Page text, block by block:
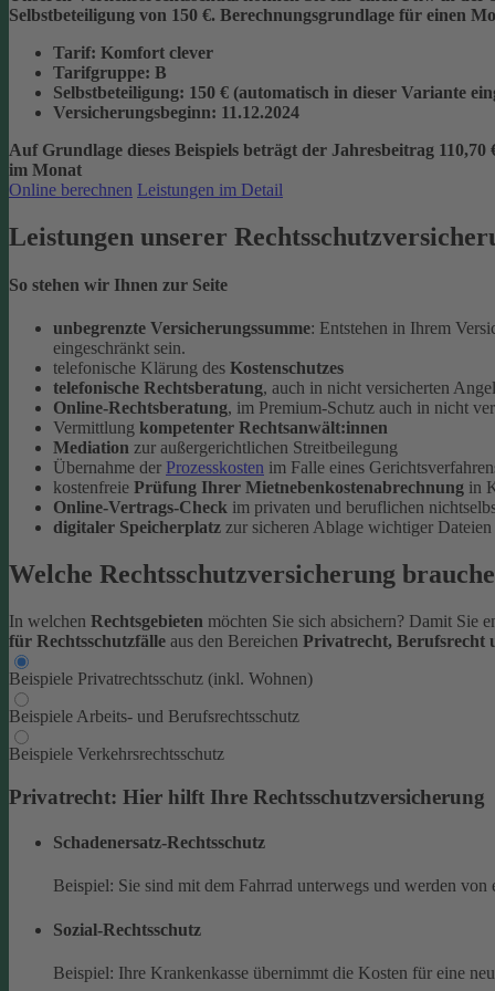
Selbstbeteiligung von 150 €. Berechnungsgrundlage für einen
Tarif: Komfort clever
Tarifgruppe: B
Selbstbeteiligung: 150 € (automatisch in dieser Variante
Versicherungsbeginn: 11.12.2024
Auf Grundlage dieses Beispiels beträgt der Jahresbeitrag 110,70
im Monat
Online berechnen Leistungen im Detail
Leistungen unserer
So stehen wir Ihnen zur Seite
unbegrenzte Versicherungssumme: Entstehen in Ihrem
eingeschränkt sein.
telefonische Klärung des Kostenschutzes
telefonische Rechtsberatung, auch in nicht versicherten
Online-Rechtsberatung, im Premium-Schutz auch in nicht
Vermittlung kompetenter Rechtsanwält:innen
Mediation zur außergerichtlichen Streitbeilegung
Übernahme der Prozesskosten im Falle eines
kostenfreie Prüfung Ihrer Mietnebenkostenabrechnung in
Online-Vertrags-Check im privaten und beruflichen
digitaler Speicherplatz zur sicheren Ablage wichtiger
Welche Rechtsschutzversicherung
In welchen Rechtsgebieten möchten Sie sich absichern? Damit Sie
für Rechtsschutzfälle aus den Bereichen Privatrecht, Berufsrecht
Beispiele Privatrechtsschutz (inkl. Wohnen)
Beispiele Arbeits- und Berufsrechtsschutz
Beispiele Verkehrsrechtsschutz
Privatrecht: Hier hilft Ihre Rechtsschutzversicherung
Schadenersatz-Rechtsschutz
Beispiel: Sie sind mit dem Fahrrad unterwegs und werden
Sozial-Rechtsschutz
Beispiel: Ihre Krankenkasse übernimmt die Kosten für eine